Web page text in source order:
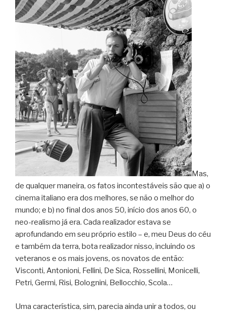
Mas,
de qualquer maneira, os fatos incontestáveis são que a) o
cinema italiano era dos melhores, se não o melhor do
mundo; e b) no final dos anos 50, início dos anos 60, o
neo-realismo já era. Cada realizador estava se
aprofundando em seu próprio estilo – e, meu Deus do céu
e também da terra, bota realizador nisso, incluindo os
veteranos e os mais jovens, os novatos de então:
Visconti, Antonioni, Fellini, De Sica, Rossellini, Monicelli,
Petri, Germi, Risi, Bolognini, Bellocchio, Scola…
Uma característica, sim, parecia ainda unir a todos, ou